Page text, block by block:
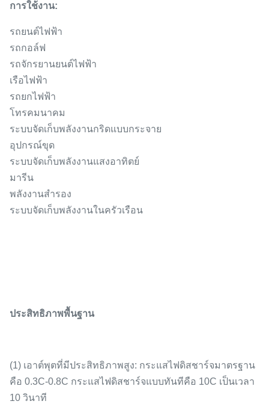
การใช้งาน:
รถยนต์ไฟฟ้า
รถกอล์ฟ
รถจักรยานยนต์ไฟฟ้า
เรือไฟฟ้า
รถยกไฟฟ้า
โทรคมนาคม
ระบบจัดเก็บพลังงานกริดแบบกระจาย
อุปกรณ์ขุด
ระบบจัดเก็บพลังงานแสงอาทิตย์
มารีน
พลังงานสำรอง
ระบบจัดเก็บพลังงานในครัวเรือน
ประสิทธิภาพพื้นฐาน
(1) เอาต์พุตที่มีประสิทธิภาพสูง: กระแสไฟดิสชาร์จมาตรฐาน
คือ 0.3C-0.8C กระแสไฟดิสชาร์จแบบทันทีคือ 10C เป็นเวลา
10 วินาที